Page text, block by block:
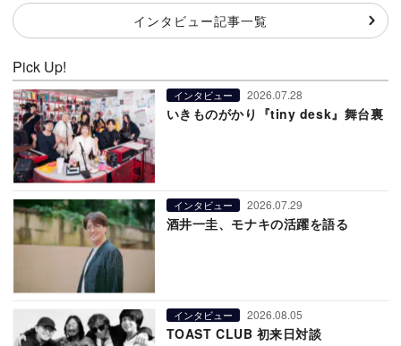
インタビュー記事一覧
Pick Up!
インタビュー 2026.07.28
いきものがかり『tiny desk』舞台裏
インタビュー 2026.07.29
酒井一圭、モナキの活躍を語る
インタビュー 2026.08.05
TOAST CLUB 初来日対談